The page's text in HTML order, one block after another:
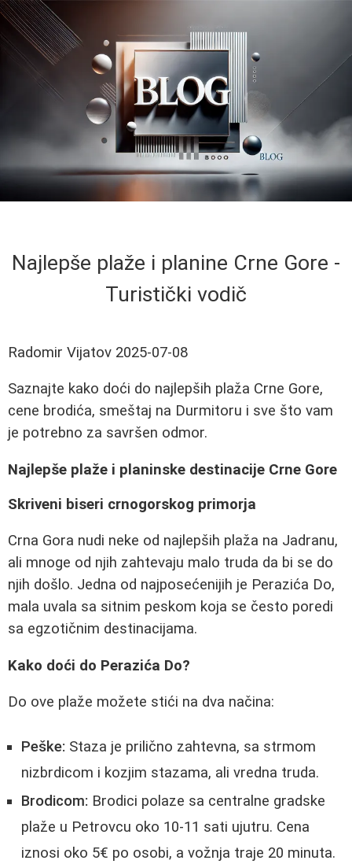
Najlepše plaže i planine Crne Gore -
Turistički vodič
Radomir Vijatov 2025-07-08
Saznajte kako doći do najlepših plaža Crne Gore,
cene brodića, smeštaj na Durmitoru i sve što vam
je potrebno za savršen odmor.
Najlepše plaže i planinske destinacije Crne Gore
Skriveni biseri crnogorskog primorja
Crna Gora nudi neke od najlepših plaža na Jadranu,
ali mnoge od njih zahtevaju malo truda da bi se do
njih došlo. Jedna od najposećenijih je Perazića Do,
mala uvala sa sitnim peskom koja se često poredi
sa egzotičnim destinacijama.
Kako doći do Perazića Do?
Do ove plaže možete stići na dva načina:
Peške: Staza je prilično zahtevna, sa strmom
nizbrdicom i kozjim stazama, ali vredna truda.
Brodicom: Brodici polaze sa centralne gradske
plaže u Petrovcu oko 10-11 sati ujutru. Cena
iznosi oko 5€ po osobi, a vožnja traje 20 minuta.